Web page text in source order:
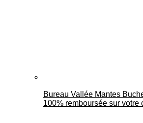
Bureau Vallée Mantes
100% remboursée sur votre